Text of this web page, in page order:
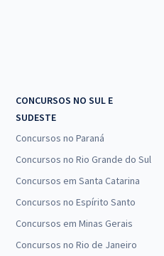
CONCURSOS NO SUL E
SUDESTE
Concursos no Paraná
Concursos no Rio Grande do Sul
Concursos em Santa Catarina
Concursos no Espírito Santo
Concursos em Minas Gerais
Concursos no Rio de Janeiro